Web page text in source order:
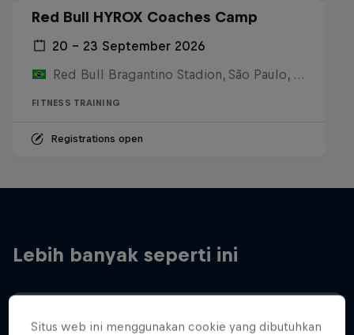
Red Bull HYROX Coaches Camp
20 – 23 September 2026
Red Bull Bragantino Stadion, São Paulo, Brasilien
FITNESS TRAINING
Registrations open
Lebih banyak seperti ini
Situs web ini menggunakan cookie yang dibutuhkan